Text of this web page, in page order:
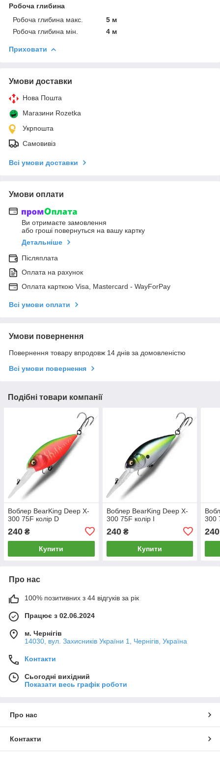
Робоча глибина
Робоча глибина макс.
5 м
Робоча глибина мін.
4 м
Приховати
Умови доставки
Нова Пошта
Магазини Rozetka
Укрпошта
Самовивіз
Всі умови доставки
Умови оплати
Ви отримаєте замовлення
або гроші повернуться на вашу картку
Детальніше
Післяплата
Оплата на рахунок
Оплата карткою Visa, Mastercard - WayForPay
Всі умови оплати
Умови повернення
Повернення товару впродовж 14 днів за домовленістю
Всі умови повернення
Подібні товари компанії
Воблер BearKing Deep X-
300 75F колір D
240 ₴
Купити
Воблер BearKing Deep X-
300 75F колір I
240₴
Купити
300
240
Про нас
100% позитивних з 44 відгуків за рік
Працює з 02.06.2024
м. Чернігів
14030, вул. Захисників України 1, Чернігів, Україна
Контакти
Сьогодні вихідний
Показати весь графік роботи
Про нас
Контакти